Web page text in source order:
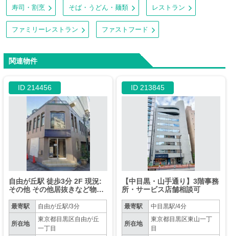
寿司・割烹 そば・うどん・麺類 レストラン
ファミリーレストラン ファストフード
関連物件
ID 214456
自由が丘駅 徒歩3分 2F 現況:
その他 その他居抜きなど物件
最寄駅 自由が丘駅/3分
所在地
東京都目黒区自由が丘
一丁目
ID 213845
【中目黒・山手通り】3階事務
所・サービス店舗相談可
最寄駅 中目黒駅/4分
所在地
東京都目黒区東山一丁
目